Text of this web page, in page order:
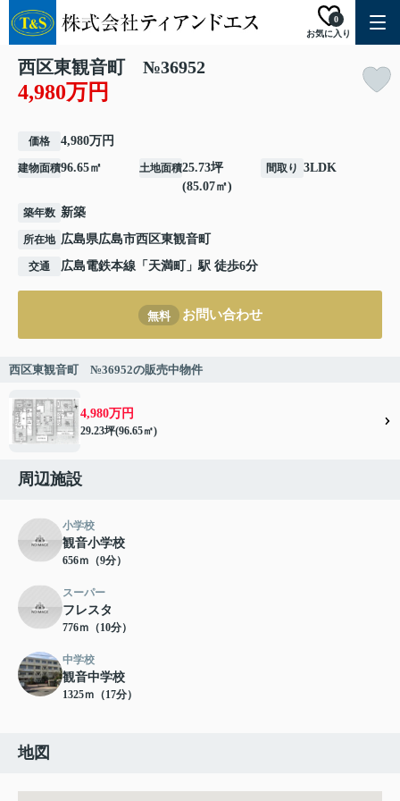
お気に入り
0
西区東観音町 №36952
4,980万円
価格 4,980万円
建物面積96.65㎡ 土地面積25.73坪
(85.07㎡)
間取り 3LDK
築年数 新築
所在地 広島県広島市西区東観音町
交通 広島電鉄本線 「 天満町 」駅 徒歩6分
無料 お問い合わせ
西区東観音町 №36952の販売中物件
4,980万円
29.23坪(96.65㎡)
周辺施設
小学校
観音小学校
656ｍ（9分）
スーパー
フレスタ
776ｍ（10分）
中学校
観音中学校
1325ｍ（17分）
地図